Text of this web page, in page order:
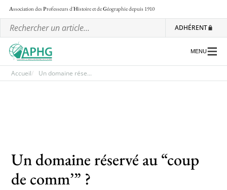
Association desProfesseurs d'Histoire et deGéographiedepuis 1910
ADHÉRENT
Communiqués et motions
Lettre d’information de l’APHG
MENU
Accueil Un domaine rése...
Un domaine réservé au “coup
de comm’” ?